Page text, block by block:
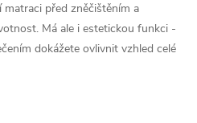
před zněčištěním a
Má ale i estetickou funkci -
dokážete ovlivnit vzhled celé